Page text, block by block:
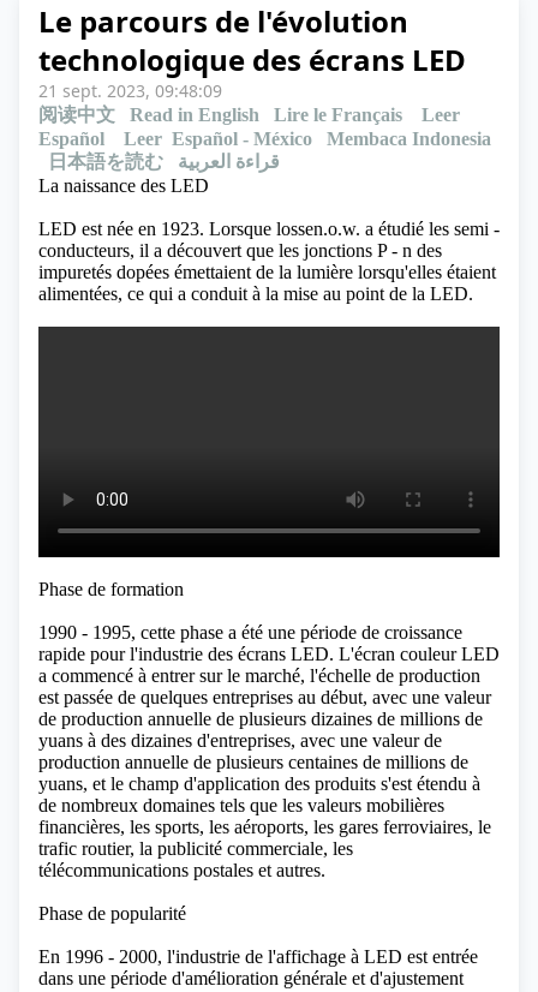
Le parcours de l'évolution
technologique des écrans LED
21 sept. 2023, 09:48:09
阅读中文 Read in English Lire le Français
Leer
Español
Leer Español - México
Membaca Indonesia
日本語を読む
قراءة العربية
La naissance des LED
LED est née en 1923. Lorsque lossen.o.w. a étudié les semi -
conducteurs, il a découvert que les jonctions P - n des
impuretés dopées émettaient de la lumière lorsqu'elles étaient
alimentées, ce qui a conduit à la mise au point de la LED.
Phase de formation
1990 - 1995, cette phase a été une période de croissance
rapide pour l'industrie des écrans LED. L'écran couleur LED
a commencé à entrer sur le marché, l'échelle de production
est passée de quelques entreprises au début, avec une valeur
de production annuelle de plusieurs dizaines de millions de
yuans à des dizaines d'entreprises, avec une valeur de
production annuelle de plusieurs centaines de millions de
yuans, et le champ d'application des produits s'est étendu à
de nombreux domaines tels que les valeurs mobilières
financières, les sports, les aéroports, les gares ferroviaires, le
trafic routier, la publicité commerciale, les
télécommunications postales et autres.
Phase de popularité
En 1996 - 2000, l'industrie de l'affichage à LED est entrée
dans une période d'amélioration générale et d'ajustement